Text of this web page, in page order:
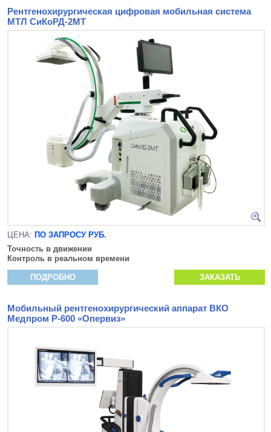
Рентгенохирургическая цифровая мобильная система
МТЛ СиКоРД-2МТ
ЦЕНА: ПО ЗАПРОСУ РУБ.
Точность в движении
Контроль в реальном времени
ПОДРОБНО ЗАКАЗАТЬ
Мобильный рентгенохирургический аппарат ВКО
Медпром Р-600 «Опервиз»